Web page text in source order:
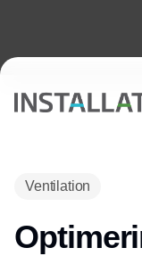
Ventilation